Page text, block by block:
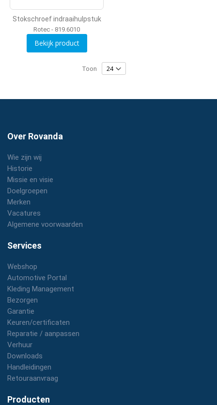
Stokschroef indraaihulpstuk
Rotec - 819.6010
Bekijk product
Toon
Over Rovanda
Wie zijn wij
Historie
Missie en visie
Doelgroepen
Merken
Vacatures
Algemene voorwaarden
Services
Webshop
Automotive Portal
Kleding Management
Bezorgen
Garantie
Keuren/certificaten
Reparatie / aanpassen
Verhuur
Downloads
Handleidingen
Retouraanvraag
Producten